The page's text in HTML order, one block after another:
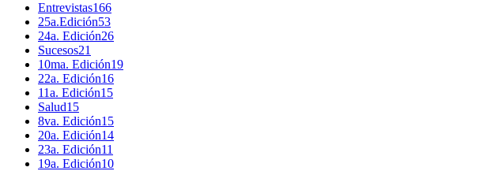
Entrevistas166
25a.Edición53
24a. Edición26
Sucesos21
10ma. Edición19
22a. Edición16
11a. Edición15
Salud15
8va. Edición15
20a. Edición14
23a. Edición11
19a. Edición10